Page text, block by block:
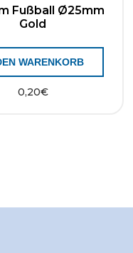
Fußball Ø25mm
Gold
0,20€
WARENKORB